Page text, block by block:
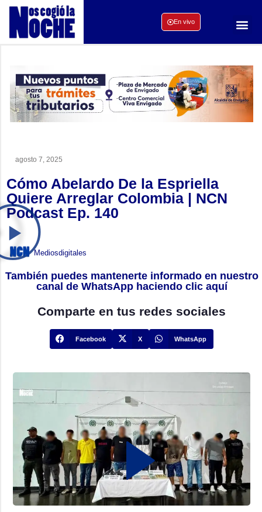
En vivo
agosto 7, 2025
Cómo Abelardo De la Espriella
Quiere Arreglar Colombia | NCN
Podcast Ep. 140
Mediosdigitales
También puedes mantenerte informado en nuestro
canal de WhatsApp haciendo clic aquí
Comparte en tus redes sociales
Facebook X WhatsApp